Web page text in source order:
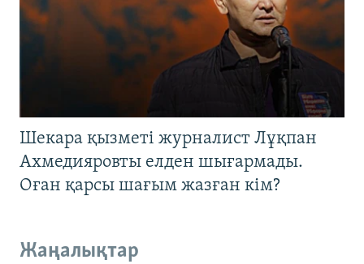
Шекара қызметі журналист Лұқпан
Ахмедияровты елден шығармады.
Оған қарсы шағым жазған кім?
Жаңалықтар